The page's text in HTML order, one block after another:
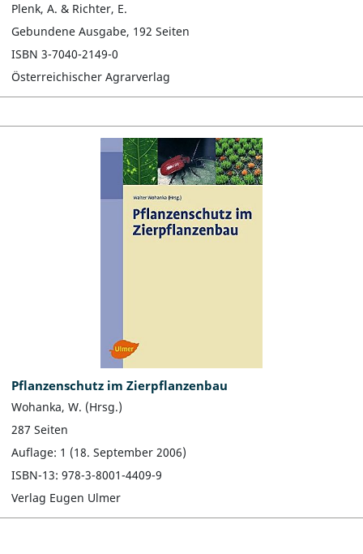
Plenk, A. & Richter, E.
Gebundene Ausgabe, 192 Seiten
ISBN 3-7040-2149-0
Österreichischer Agrarverlag
Pflanzenschutz im Zierpflanzenbau
Wohanka, W. (Hrsg.)
287 Seiten
Auflage: 1 (18. September 2006)
ISBN-13: 978-3-8001-4409-9
Verlag Eugen Ulmer